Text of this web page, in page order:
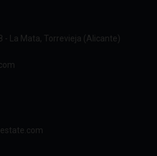
- La Mata, Torrevieja (Alicante)